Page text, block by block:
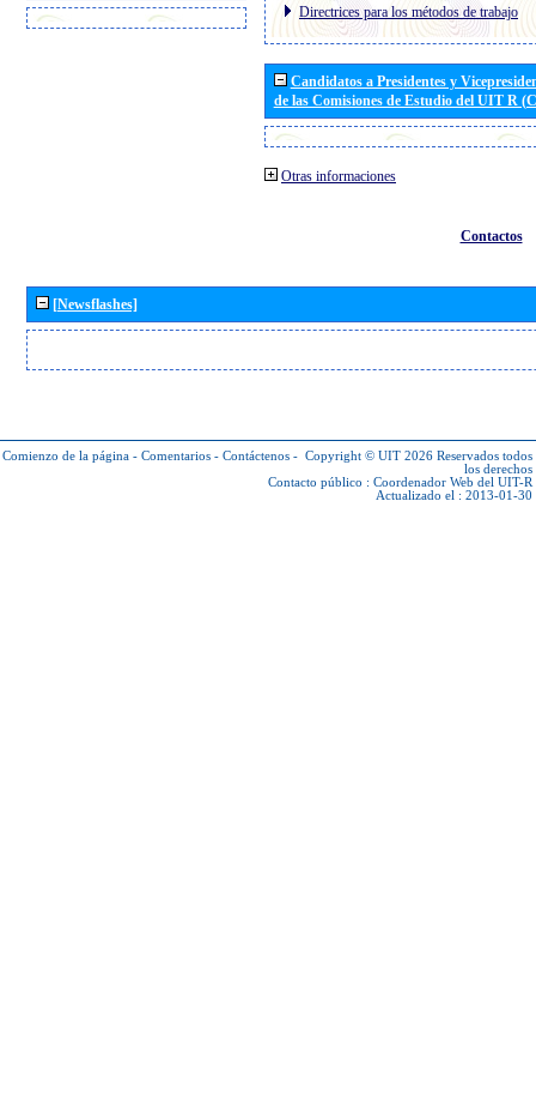
Directrices para los métodos de trabajo
Candidatos a Presidentes y
de las Comisiones de Estudio del UIT R
Otras informaciones
Contactos
[Newsflashes]
Comienzo de la página - Comentarios - Contáctenos - Copyright © UIT 2026 Reservados todos
los derechos
Contacto público : Coordenador Web del UIT-R
Actualizado el : 2013-01-30